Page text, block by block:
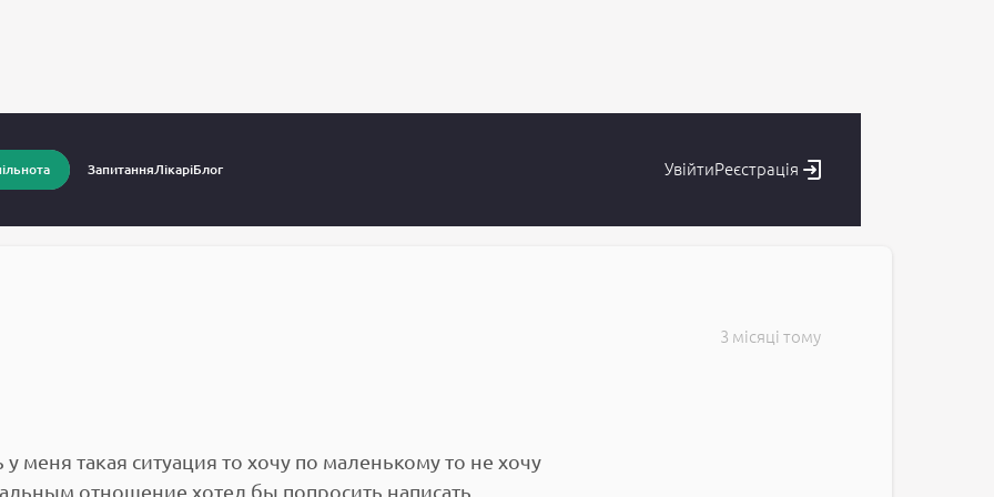
ЗапитанняЛікаріБлог УвійтиРеєстрація
до лікарів
3 місяці тому
меня такая ситуация то хочу по маленькому то не хочу
отношение хотел бы попросить написать